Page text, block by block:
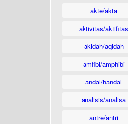
akte/akta
aktivitas/aktifitas
akidah/aqidah
amfibi/amphibi
andal/handal
analisis/analisa
antre/antri